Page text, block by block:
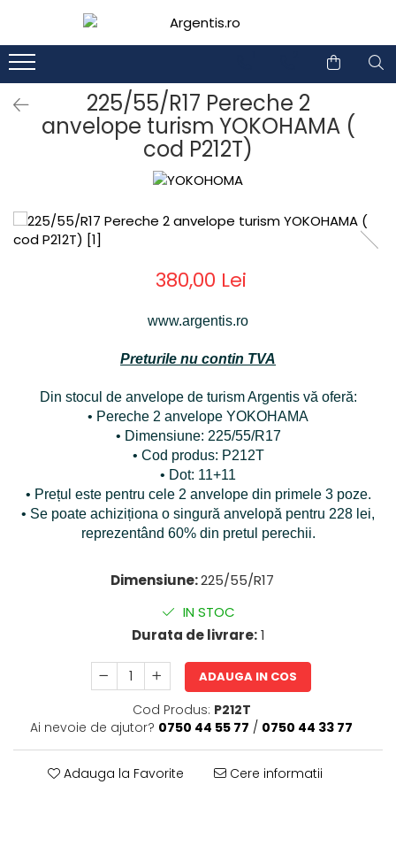
225/55/R17 Pereche 2
anvelope turism YOKOHAMA (
cod P212T)
380,00 Lei
www.argentis.ro
Preturile nu contin TVA
Din stocul de anvelope de turism Argentis vă oferă:
• Pereche 2 anvelope YOKOHAMA
• Dimensiune: 225/55/R17
• Cod produs: P212T
• Dot: 11+11
• Prețul este pentru cele 2 anvelope din primele 3 poze.
• Se poate achiziționa o singură anvelopă pentru 228 lei,
reprezentând 60% din pretul perechii.
Dimensiune:225/55/R17
IN STOC
Durata de livrare:1
ADAUGA IN COS
Cod Produs: P212T
Ai nevoie de ajutor? 0750 44 55 77 / 0750 44 33 77
Adauga la Favorite Cere informatii